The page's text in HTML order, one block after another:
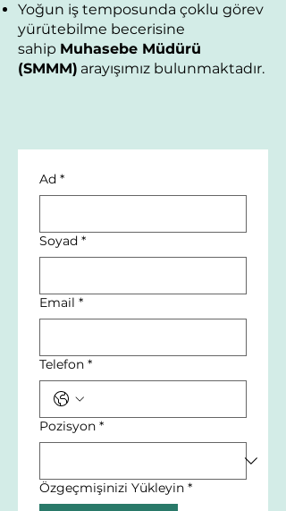
Yoğun iş temposunda çoklu görev
yürütebilme becerisine
sahip Muhasebe Müdürü
(SMMM) arayışımız bulunmaktadır.
Ad *
Soyad *
Email *
Telefon *
Pozisyon *
Özgeçmişinizi Yükleyin *